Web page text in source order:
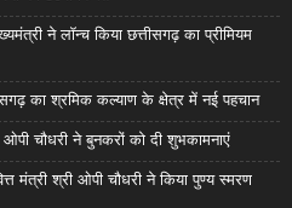
ने लॉन्च किया छत्तीसगढ़ का प्रीमियम
का श्रमिक कल्याण के क्षेत्र में नई पहचान
ओपी चौधरी ने बुनकरों को दी शुभकामनाएं
मंत्री श्री ओपी चौधरी ने किया पुण्य स्मरण